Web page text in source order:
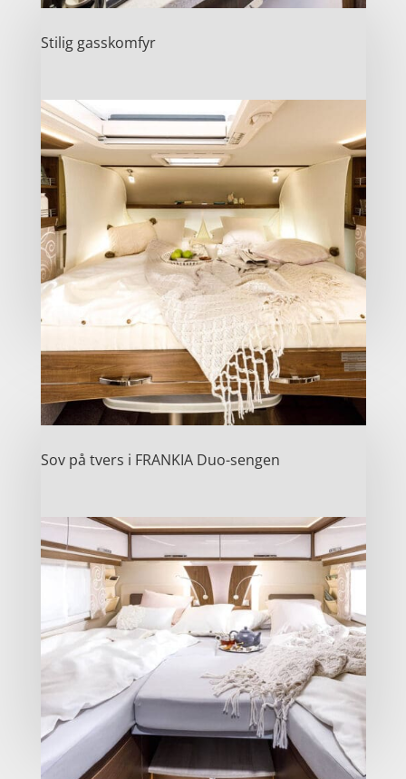
Stilig gasskomfyr
Sov på tvers i FRANKIA Duo-sengen